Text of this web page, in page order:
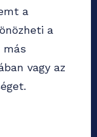
a
a
más
vagy az